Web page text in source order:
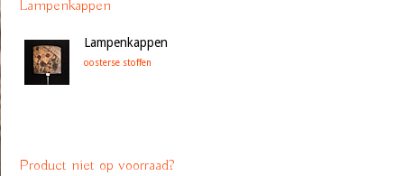
Lampenkappen
Lampenkappen
oosterse stoffen
Product niet op voorraad?